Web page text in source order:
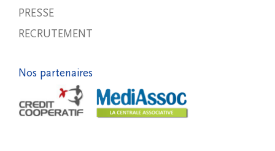
PRESSE
RECRUTEMENT
Nos partenaires